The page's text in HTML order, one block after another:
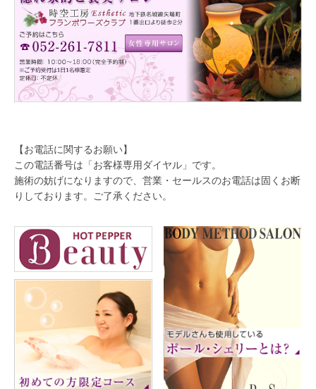
【お電話に関するお願い】
この電話番号は「お客様専用ダイヤル」です。
施術の妨げになりますので、営業・セールスのお電話は固くお断
りしております。ご了承ください。